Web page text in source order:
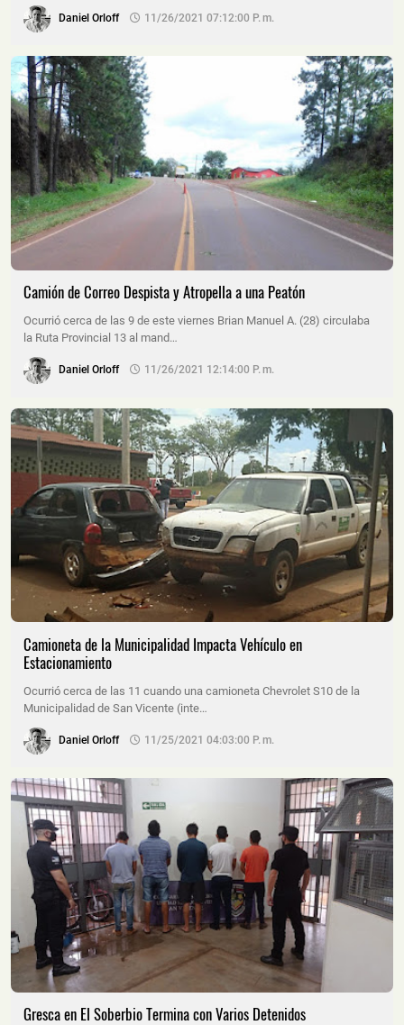
Daniel Orloff 11/26/2021 07:12:00 P. M.
Camión de Correo Despista y Atropella a una Peatón
Ocurrió cerca de las 9 de este viernes Brian Manuel A. (28) circulaba
la Ruta Provincial 13 al mand…
Daniel Orloff 11/26/2021 12:14:00 P. M.
Camioneta de la Municipalidad Impacta Vehículo en
Estacionamiento
Ocurrió cerca de las 11 cuando una camioneta Chevrolet S10 de la
Municipalidad de San Vicente (inte…
Daniel Orloff 11/25/2021 04:03:00 P. M.
Gresca en El Soberbio Termina con Varios Detenidos